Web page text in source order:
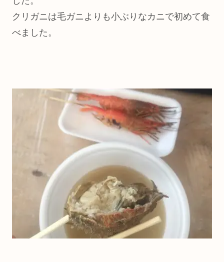
クリガニは毛ガニよりも小ぶりなカニで初めて食
べました。